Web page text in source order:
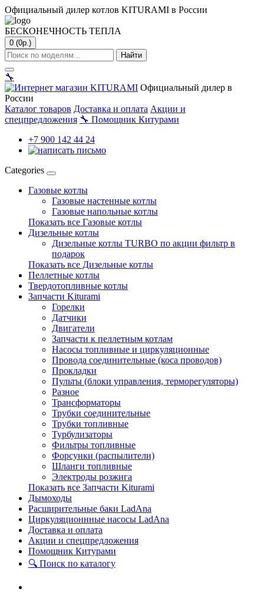
Официальный дилер котлов KITURAMI в России
БЕСКОНЕЧНОСТЬ ТЕПЛА
0 (0р.)
Найти
🔧
Официальный дилер в
России
Каталог товаров Доставка и оплата Акции и
спецпредложения 🔧 Помощник Китурами
+7 900 142 44 24
Categories
Газовые котлы
Газовые настенные котлы
Газовые напольные котлы
Показать все Газовые котлы
Дизельные котлы
Дизельные котлы TURBO по акции фильтр в
подарок
Показать все Дизельные котлы
Пеллетные котлы
Твердотопливные котлы
Запчасти Kiturami
Горелки
Датчики
Двигатели
Запчасти к пеллетным котлам
Насосы топливные и циркуляционные
Провода соединительные (коса проводов)
Прокладки
Пульты (блоки управления, терморегуляторы)
Разное
Трансформаторы
Трубки соединительные
Трубки топливные
Турбулизаторы
Фильтры топливные
Форсунки (распылители)
Шланги топливные
Электроды розжига
Показать все Запчасти Kiturami
Дымоходы
Расширительные баки LadAna
Циркуляционнные насосы LadAna
Доставка и оплата
Акции и спецпредложения
Помощник Китурами
🔍 Поиск по каталогу